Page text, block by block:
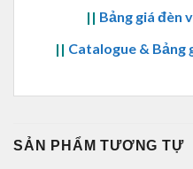
|| Bảng giá đèn
|| Catalogue & Bảng
SẢN PHẨM TƯƠNG TỰ